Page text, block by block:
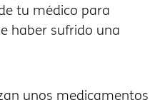
tu médico para
haber sufrido una
unos medicamentos